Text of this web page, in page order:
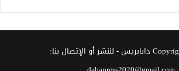
دابابريس- للنشر أو الإتصال بنا: